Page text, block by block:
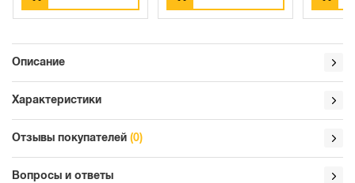
Описание
Характеристики
Отзывы покупателей (0)
Вопросы и ответы